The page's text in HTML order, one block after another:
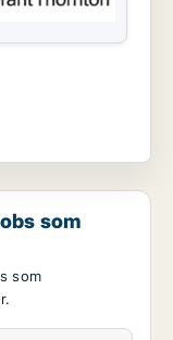
som
som